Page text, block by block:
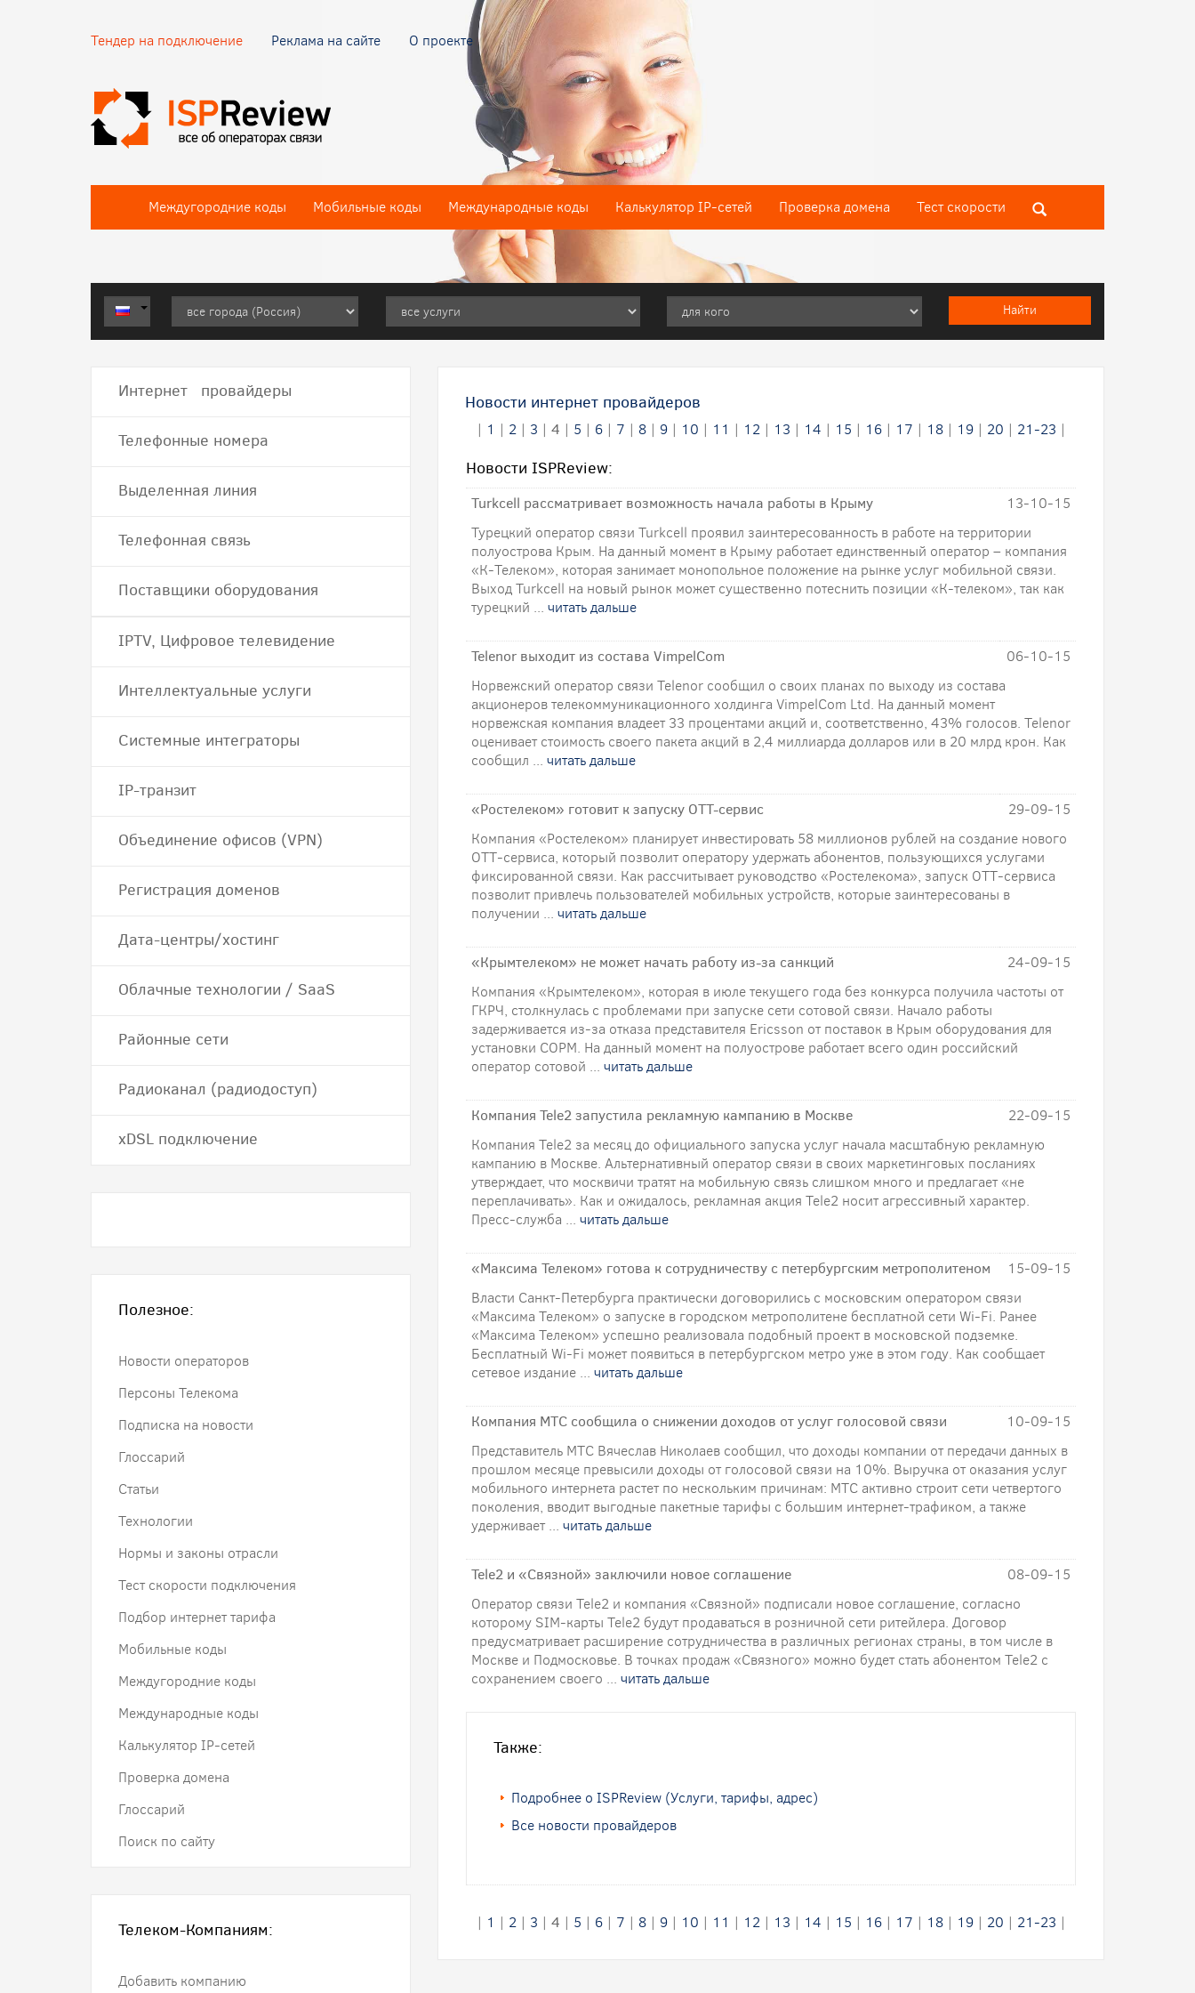
Тендер на подключение Реклама на сайте О проекте
Междугородние коды Мобильные коды Международные коды Калькулятор IP-сетей Проверка домена Тест скороcти
Новости интернет провайдеров
| 1 | 2| 3 | 4 | 5 | 6| 7 | 8| 9| 10 | 11 | 12| 13 | 14 | 15 | 16| 17 | 18| 19| 20 | 21-23 |
Новости ISPReview:
Turkcell рассматривает возможность начала работы в Крыму
13-10-15
Турецкий оператор связи Turkcell проявил заинтересованность в работе на территории
полуострова Крым. На данный момент в Крыму работает единственный оператор – компания
«К-Телеком», которая занимает монопольное положение на рынке услуг мобильной связи.
Выход Turkcell на новый рынок может существенно потеснить позиции «К-телеком», так как
турецкий ... читать дальше
Telenor выходит из состава VimpelCom
06-10-15
Норвежский оператор связи Telenor сообщил о своих планах по выходу из состава
акционеров телекоммуникационного холдинга VimpelCom Ltd. На данный момент
норвежская компания владеет 33 процентами акций и, соответственно, 43% голосов. Telenor
оценивает стоимость своего пакета акций в 2,4 миллиарда долларов или в 20 млрд крон. Как
сообщил ... читать дальше
«Ростелеком» готовит к запуску ОТТ-сервис
29-09-15
Компания «Ростелеком» планирует инвестировать 58 миллионов рублей на создание нового
ОТТ-сервиса, который позволит оператору удержать абонентов, пользующихся услугами
фиксированной связи. Как рассчитывает руководство «Ростелекома», запуск ОТТ-сервиса
позволит привлечь пользователей мобильных устройств, которые заинтересованы в
получении ... читать дальше
«Крымтелеком» не может начать работу из-за санкций
24-09-15
Компания «Крымтелеком», которая в июле текущего года без конкурса получила частоты от
ГКРЧ, столкнулась с проблемами при запуске сети сотовой связи. Начало работы
задерживается из-за отказа представителя Ericsson от поставок в Крым оборудования для
установки СОРМ. На данный момент на полуострове работает всего один российский
оператор сотовой ... читать дальше
Компания Tele2 запустила рекламную кампанию в Москве
22-09-15
Компания Tele2 за месяц до официального запуска услуг начала масштабную рекламную
кампанию в Москве. Альтернативный оператор связи в своих маркетинговых посланиях
утверждает, что москвичи тратят на мобильную связь слишком много и предлагает «не
переплачивать». Как и ожидалось, рекламная акция Tele2 носит агрессивный характер.
Пресс-служба ... читать дальше
«Максима Телеком» готова к сотрудничеству с петербургским метрополитеном
15-09-15
Власти Санкт-Петербурга практически договорились с московским оператором связи
«Максима Телеком» о запуске в городском метрополитене бесплатной сети Wi-Fi. Ранее
«Максима Телеком» успешно реализовала подобный проект в московской подземке.
Бесплатный Wi-Fi может появиться в петербургском метро уже в этом году. Как сообщает
сетевое издание ... читать дальше
Компания МТС сообщила о снижении доходов от услуг голосовой связи
10-09-15
Представитель МТС Вячеслав Николаев сообщил, что доходы компании от передачи данных в
прошлом месяце превысили доходы от голосовой связи на 10%. Выручка от оказания услуг
мобильного интернета растет по нескольким причинам: МТС активно строит сети четвертого
поколения, вводит выгодные пакетные тарифы с большим интернет-трафиком, а также
удерживает ... читать дальше
Tele2 и «Связной» заключили новое соглашение
08-09-15
Оператор связи Tele2 и компания «Связной» подписали новое соглашение, согласно
которому SIM-карты Tele2 будут продаваться в розничной сети ритейлера. Договор
предусматривает расширение сотрудничества в различных регионах страны, в том числе в
Москве и Подмосковье. В точках продаж «Связного» можно будет стать абонентом Tele2 с
сохранением своего ... читать дальше
Также:
Подробнее о ISPReview (Услуги, тарифы, адрес)
Все новости провайдеров
| 1 | 2| 3 | 4 | 5 | 6| 7 | 8| 9| 10 | 11 | 12| 13 | 14 | 15 | 16| 17 | 18| 19| 20 | 21-23 |
Интернет провайдеры
Телефонные номера
Выделенная линия
Телефонная связь
Поставщики оборудования
IPTV, Цифровое телевидение
Интеллектуальные услуги
Системные интеграторы
IP-транзит
Объединение офисов (VPN)
Регистрация доменов
Дата-центры/хостинг
Облачные технологии / SaaS
Районные сети
Радиоканал (радиодоступ)
хDSL подключение
Полезное:
Новости операторов
Персоны Телекома
Подписка на новости
Глоссарий
Статьи
Технологии
Нормы и законы отрасли
Тест скорости подключения
Подбор интернет тарифа
Мобильные коды
Междугородние коды
Международные коды
Калькулятор IP-сетей
Проверка домена
Глоссарий
Поиск по сайту
Телеком-Компаниям:
Добавить компанию